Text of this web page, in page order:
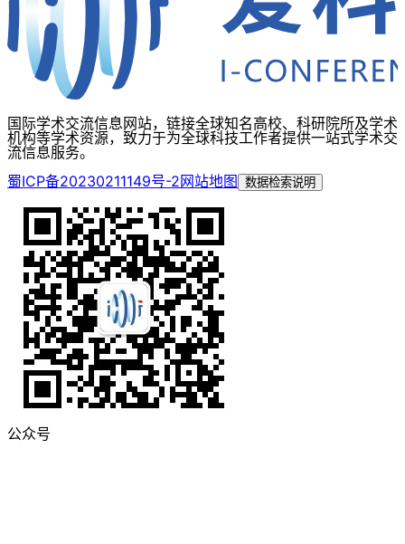
国际学术交流信息网站，链接全球知名高校、科研院所及学术
机构等学术资源，致力于为全球科技工作者提供一站式学术交
流信息服务。
蜀ICP备20230211149号-2网站地图 数据检索说明
公众号